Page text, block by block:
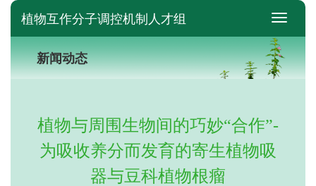
switch
植物互作分子调控机制人才组
新闻动态
植物与周围生物间的巧妙“合作”-
为吸收养分而发育的寄生植物吸
器与豆科植物根瘤